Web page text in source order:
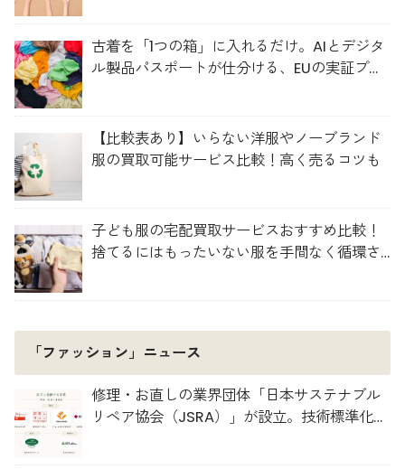
古着を「1つの箱」に入れるだけ。AIとデジタ
ル製品パスポートが仕分ける、EUの実証プロ
【比較表あり】いらない洋服やノーブランド
服の買取可能サービス比較！高く売るコツも
子ども服の宅配買取サービスおすすめ比較！
捨てるにはもったいない服を手間なく循環さ
「ファッション」ニュース
修理・お直しの業界団体「日本サステナブル
リペア協会（JSRA）」が設立。技術標準化や